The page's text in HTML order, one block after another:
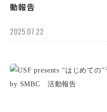
動報告
2025.07.22